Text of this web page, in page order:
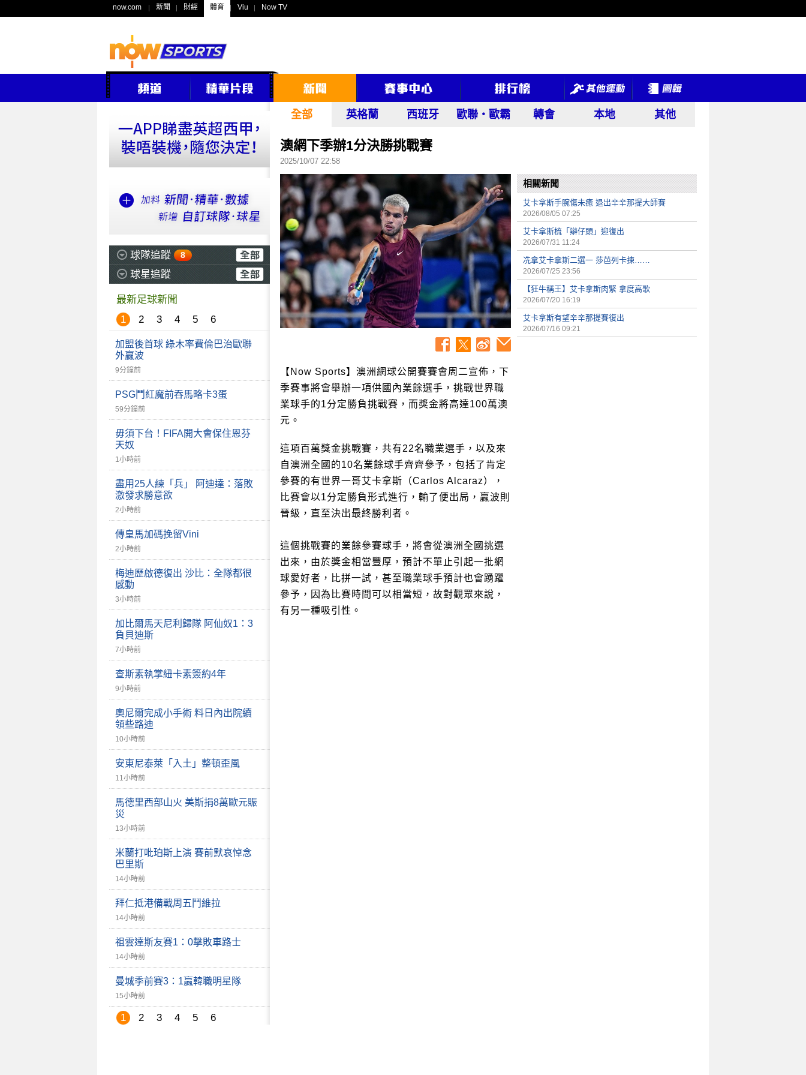
now.com 新聞 財經 體育 Viu Now TV
球隊追蹤 8
球星追蹤
最新足球新聞
1
2 3 4 5 6
加盟後首球 綠木率費倫巴治歐聯
外贏波
9分鐘前
PSG鬥紅魔前吞馬略卡3蛋
59分鐘前
毋須下台！FIFA開大會保住恩芬
天奴
1小時前
盡用25人練「兵」 阿迪達：落敗
激發求勝意欲
2小時前
傳皇馬加碼挽留Vini
2小時前
梅迪歷啟德復出 沙比：全隊都很
感動
3小時前
加比爾馬天尼利歸隊 阿仙奴1：3
負貝迪斯
7小時前
查斯素執掌紐卡素簽約4年
9小時前
奧尼爾完成小手術 料日內出院續
領些路迪
10小時前
安東尼泰萊「入土」整頓歪風
11小時前
馬德里西部山火 美斯捐8萬歐元賑
災
13小時前
米蘭打吡珀斯上演 賽前默哀悼念
巴里斯
14小時前
拜仁抵港備戰周五鬥維拉
14小時前
祖雲達斯友賽1：0擊敗車路士
14小時前
曼城季前賽3：1贏韓職明星隊
15小時前
1 2 3 4 5 6
全部 英格蘭 西班牙 歐聯‧歐霸 轉會 本地 其他
澳網下季辦1分決勝挑戰賽
2025/10/07 22:58
【Now Sports】澳洲網球公開賽賽會周二宣佈，下
季賽事將會舉辦一項供國內業餘選手，挑戰世界職
業球手的1分定勝負挑戰賽，而獎金將高達100萬澳
元。
這項百萬獎金挑戰賽，共有22名職業選手，以及來
自澳洲全國的10名業餘球手齊齊參予，包括了肯定
參賽的有世界一哥艾卡拿斯（Carlos Alcaraz），
比賽會以1分定勝負形式進行，輸了便出局，贏波則
晉級，直至決出最終勝利者。
這個挑戰賽的業餘參賽球手，將會從澳洲全國挑選
出來，由於獎金相當豐厚，預計不單止引起一批網
球愛好者，比拼一試，甚至職業球手預計也會踴躍
參予，因為比賽時間可以相當短，故對觀眾來說，
有另一種吸引性。
相關新聞
艾卡拿斯手腕傷未癒 退出辛辛那提大師賽
2026/08/05 07:25
艾卡拿斯梳「辮仔頭」迎復出
2026/07/31 11:24
冼拿艾卡拿斯二選一 莎芭列卡揀……
2026/07/25 23:56
【狂牛稱王】艾卡拿斯肉緊 拿度高歌
2026/07/20 16:19
艾卡拿斯有望辛辛那提賽復出
2026/07/16 09:21